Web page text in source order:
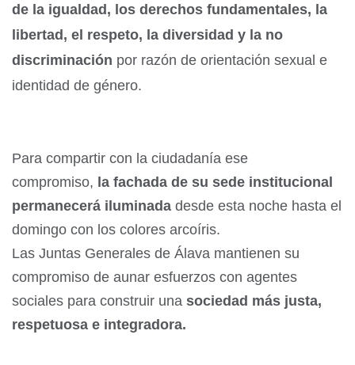
de la igualdad, los derechos fundamentales, la
libertad, el respeto, la diversidad y la no
discriminación por razón de orientación sexual e
identidad de género.
Para compartir con la ciudadanía ese
compromiso, la fachada de su sede institucional
permanecerá iluminada desde esta noche hasta el
domingo con los colores arcoíris.
Las Juntas Generales de Álava mantienen su
compromiso de aunar esfuerzos con agentes
sociales para construir una sociedad más justa,
respetuosa e integradora.